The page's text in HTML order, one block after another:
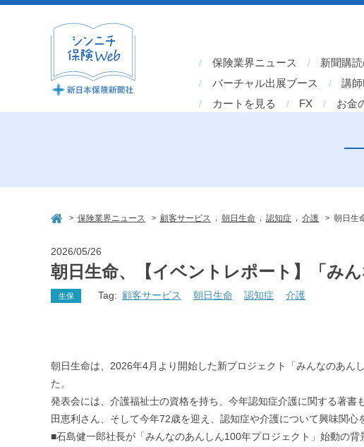
保険業界ニュース 新聞購
バーチャル出展ブース
講
カートを見る
FX お金
> 保険業界ニュース > 顧客サービス 朝日生命 認知症 介護 > 朝日生
2026/05/26
朝日生命、【イベントレポート】「み
生保 Tag: 顧客サービス 朝日生命 認知症 介護
朝日生命は、2026年4月より開始した新プロジェクト「みんなのあ
た。
発表会には、介護福祉士の資格を持ち、今年認知症介護に関する著
田恵利さん、そして今年72歳を迎え、認知症や介護について興味関
■石島健一郎社長が「みんなのあんしん100年プロジェクト」始動の背